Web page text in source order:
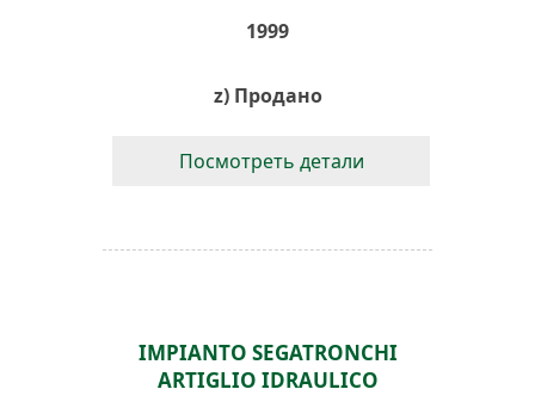
1999
z) Продано
Посмотреть детали
IMPIANTO SEGATRONCHI
ARTIGLIO IDRAULICO